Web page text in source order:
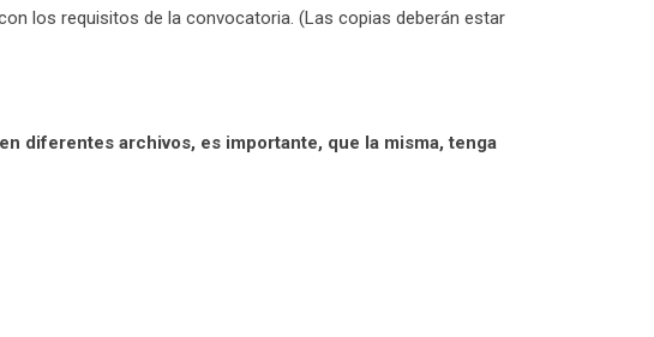
los requisitos de la convocatoria. (Las copias deberán estar
diferentes archivos, es importante, que la misma, tenga